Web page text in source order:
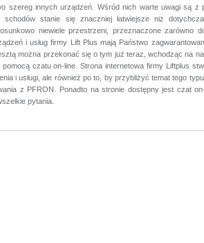
szereg innych urządzeń. Wśród nich warte uwagi są z
schodów stanie się znaczniej łatwiejsze niż
niewiele przestrzeni, przeznaczone zarówno
i usług firmy Lift Plus mają Państwo
można przekonać się o tym już teraz, wchodząc na
czatu on-line. Strona internetowa firmy Liftplus
i usługi, ale również po to, by przybliżyć temat tego
z PFRON. Ponadto na stronie dostępny jest czat
pytania.